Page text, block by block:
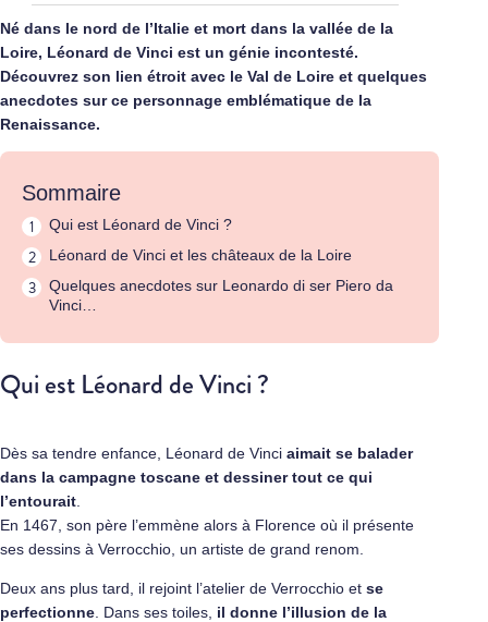
Né dans le nord de l’Italie et mort dans la vallée de la
Loire, Léonard de Vinci est un génie incontesté.
Découvrez son lien étroit avec le Val de Loire et quelques
anecdotes sur ce personnage emblématique de la
Renaissance.
Sommaire
Qui est Léonard de Vinci ?
Léonard de Vinci et les châteaux de la Loire
Quelques anecdotes sur Leonardo di ser Piero da
Vinci…
Qui est Léonard de Vinci ?
Dès sa tendre enfance, Léonard de Vinci aimait se balader
dans la campagne toscane et dessiner tout ce qui
l’entourait
En 1467, son père l’emmène alors à Florence où il présente
ses dessins à Verrocchio, un artiste de grand renom.
Deux ans plus tard, il rejoint l’atelier de Verrocchio et se
perfectionne . Dans ses toiles, il donne l’illusion de la